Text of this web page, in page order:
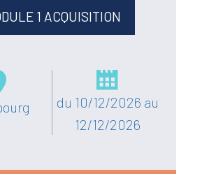
1 ACQUISITION
du 10/12/2026 au
12/12/2026